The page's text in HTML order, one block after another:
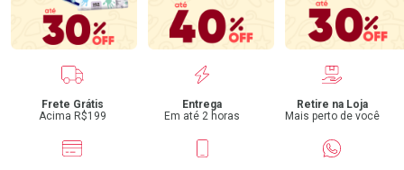
Benefícios
Frete Grátis
Acima R$199
Entrega
Em até 2 horas
Retire na Loja
Mais perto de você